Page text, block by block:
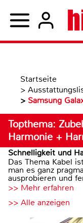
Startseite
>
> Samsung
Topthema:
Harmonie +
Schnelligkeit und
Das Thema Kabel
man es ganz
ausprobieren und
>> Mehr erfahren
>> Alle anzeigen